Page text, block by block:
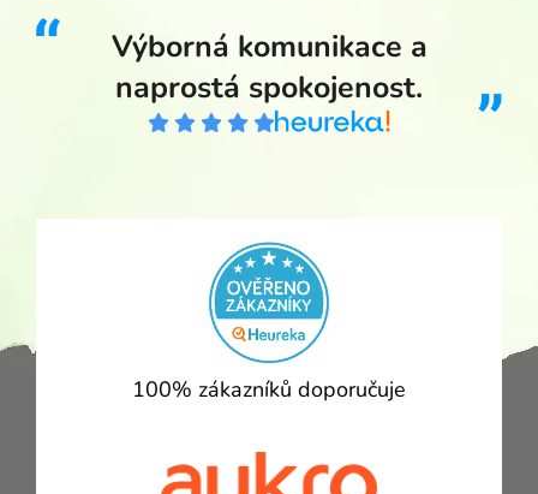
Výborná komunikace a
naprostá spokojenost.
100% zákazníků doporučuje